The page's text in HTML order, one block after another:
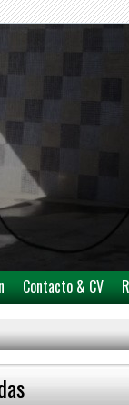
Contacto & CV